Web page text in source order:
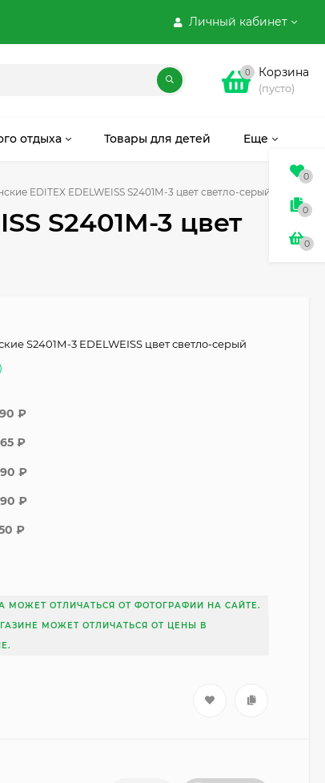
Личный кабинет
0 Корзина
(пусто)
отдыха Товары для детей Еще
EDITEX EDELWEISS S2401М-3 цвет светло-серый
S2401М-3 цвет
S2401М-3 EDELWEISS цвет светло-серый
₽
₽
₽
₽
₽
МОЖЕТ ОТЛИЧАТЬСЯ ОТ ФОТОГРАФИИ НА САЙТЕ.
МОЖЕТ ОТЛИЧАТЬСЯ ОТ ЦЕНЫ В
0
0
0